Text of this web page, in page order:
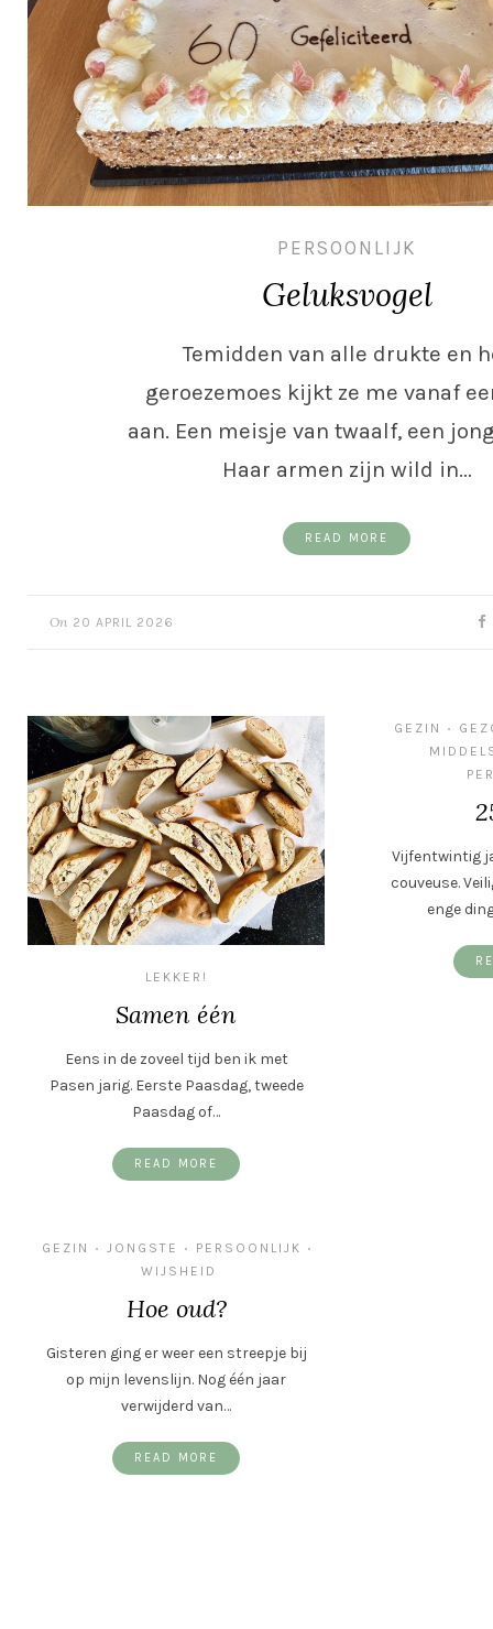
PERSOONLIJK
Geluksvogel
Temidden van alle drukte en
geroezemoes kijkt ze me vanaf
aan. Een meisje van twaalf, een
Haar armen zijn wild in…
READ MORE
On 20 APRIL 2026
LEKKER!
Samen één
Eens in de zoveel tijd ben ik met
Pasen jarig. Eerste Paasdag, tweede
Paasdag of…
READ MORE
GEZIN •
Vijfentwintig
couveuse.
enge
GEZIN • JONGSTE • PERSOONLIJK •
WIJSHEID
Hoe oud?
Gisteren ging er weer een streepje bij
op mijn levenslijn. Nog één jaar
verwijderd van…
READ MORE